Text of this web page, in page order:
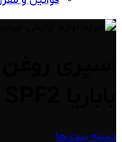
دسته بندی‌ها